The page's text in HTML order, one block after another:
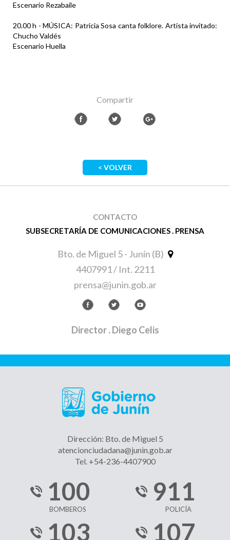
Escenario Rezabaile
20.00 h - MÚSICA: Patricia Sosa canta folklore. Artista invitado:
Chucho Valdés
Escenario Huella
Compartir
< VOLVER
CONTACTO
SUBSECRETARÍA DE COMUNICACIONES . PRENSA
Bto. de Miguel 5 - Junín (B)
4407991 / Int. 2211
prensa@junin.gob.ar
Director. Diego Celis
Dirección: Bto. de Miguel 5
atencionciudadana@junin.gob.ar
Tel. +54-236-4407900
100
BOMBEROS
911
POLICÍA
103 107